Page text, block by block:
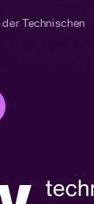
Technischen